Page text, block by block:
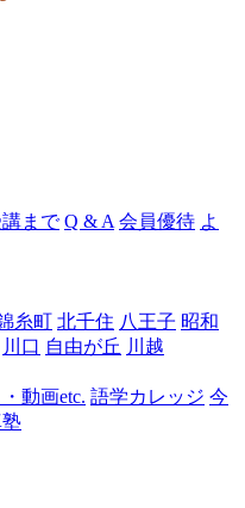
ャ
まで Q & A 会員優待 よ
糸町 北千住 八王子 昭和
川口 自由が丘 川越
動画etc. 語学カレッジ 今